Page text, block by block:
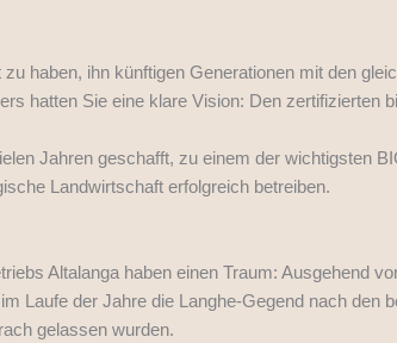
haben, ihn künftigen Generationen mit den
hatten Sie eine klare Vision: Den zertifizierten
Jahren geschafft, zu einem der wichtigsten
Landwirtschaft erfolgreich betreiben.
Altalanga haben einen Traum: Ausgehend
Laufe der Jahre die Langhe-Gegend nach den
gelassen wurden.